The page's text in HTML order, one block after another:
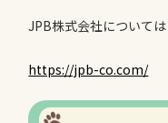
JPB株式会社について
https://jpb-co.com/